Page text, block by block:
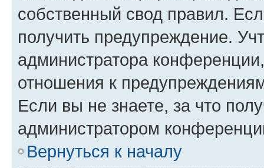
собственный свод правил.
получить предупреждение.
администратора
отношения к
Если вы не знаете, за что
администратором
Вернуться к началу